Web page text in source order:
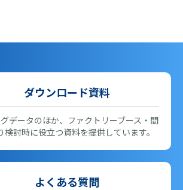
ダウンロード資料
データのほか、ファクトリーブース・間
検討時に役立つ資料を提供しています。
よくある質問